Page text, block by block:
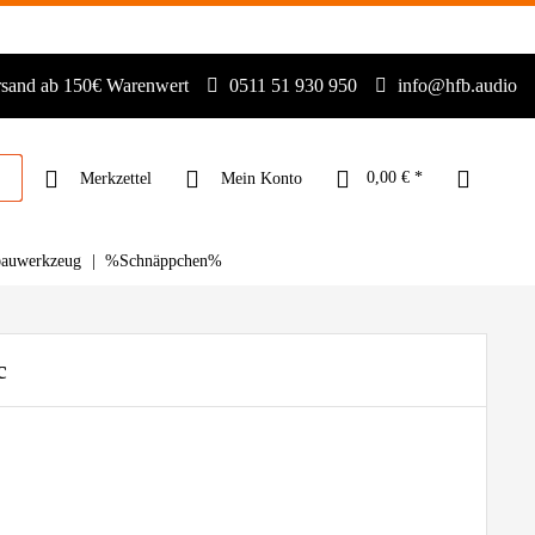
ab 150€ Warenwert 0511 51 930 950 info@hfb.audio
Merkzettel Mein Konto 0,00 € *
%Schnäppchen%